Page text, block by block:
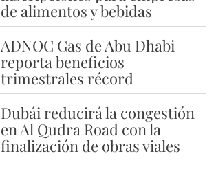
de alimentos y bebidas
ADNOC Gas de Abu Dhabi
reporta beneficios
trimestrales récord
Dubái reducirá la congestión
en Al Qudra Road con la
finalización de obras viales